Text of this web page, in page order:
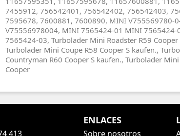
7455912, 756542401, 756542402, 756542403,
7595678, 7600881, 7600890, MINI V755569780-
V75556978004, MINI 7565424-01 MINI 7565424-
7565424-03, Turbolader Mini Roadster R59 Cooper
Turbolader Mini Coupe R58 Cooper S kaufen.,
Countryman R60 Cooper S kaufen., Turbolader
Cooper
413
ENLACES
Sobre nosotros